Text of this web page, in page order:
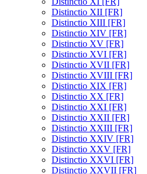
Distinctio XII [FR]
Distinctio XIII [FR]
Distinctio XIV [FR]
Distinctio XV [FR]
Distinctio XVI [FR]
Distinctio XVII [FR]
Distinctio XVIII [FR]
Distinctio XIX [FR]
Distinctio XX [FR]
Distinctio XXI [FR]
Distinctio XXII [FR]
Distinctio XXIII [FR]
Distinctio XXIV [FR]
Distinctio XXV [FR]
Distinctio XXVI [FR]
Distinctio XXVII [FR]